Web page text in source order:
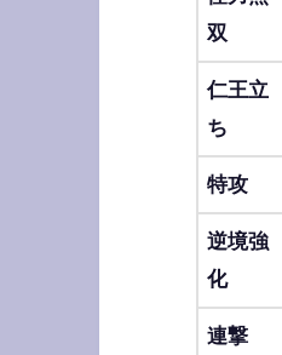
双
仁王立
ち
特攻
逆境強
化
連撃